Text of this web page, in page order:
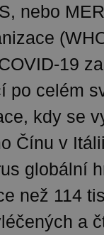
nebo
19
po celém
kdy se
Čínu v
globální
než 114
a